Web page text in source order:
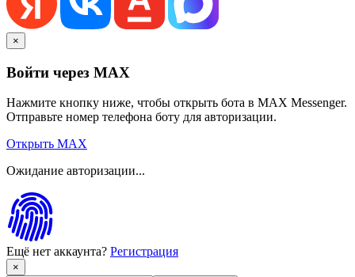
×
Войти через MAX
Нажмите кнопку ниже, чтобы открыть бота в MAX Messenger.
Отправьте номер телефона боту для авторизации.
Открыть MAX
Ожидание авторизации...
Ещё нет аккаунта? Регистрация
×